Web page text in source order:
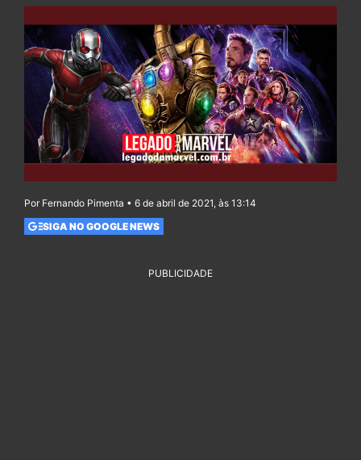
Por Fernando Pimenta • 6 de abril de 2021, às 13:14
SIGA NO GOOGLE NEWS
PUBLICIDADE